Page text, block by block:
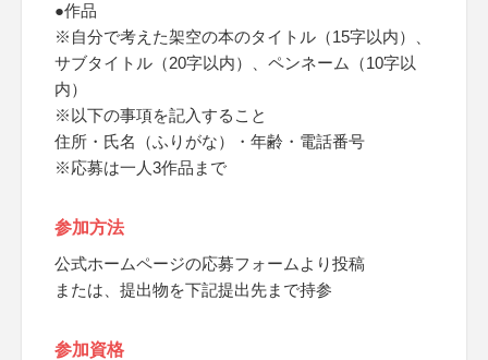
●作品
※自分で考えた架空の本のタイトル（15字以内）、
サブタイトル（20字以内）、ペンネーム（10字以
内）
※以下の事項を記入すること
住所・氏名（ふりがな）・年齢・電話番号
※応募は一人3作品まで
参加方法
公式ホームページの応募フォームより投稿
または、提出物を下記提出先まで持参
参加資格